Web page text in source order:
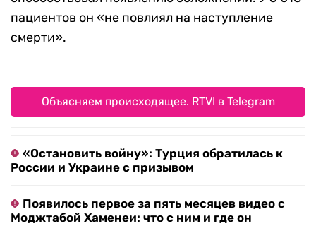
пациентов он «не повлиял на наступление
смерти».
Объясняем происходящее. RTVI в Telegram
«Остановить войну»: Турция обратилась к
России и Украине с призывом
Появилось первое за пять месяцев видео с
Моджтабой Хаменеи: что с ним и где он